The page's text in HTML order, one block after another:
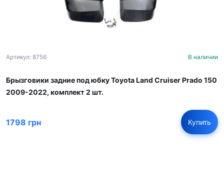
Артикул: 8756 В наличии
Брызговики задние под юбку Toyota Land Cruiser Prado 150
2009-2022, комплект 2 шт.
1798 грн Купить